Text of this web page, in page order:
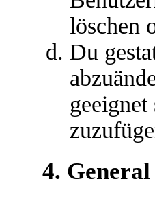
löschen
Du
4.